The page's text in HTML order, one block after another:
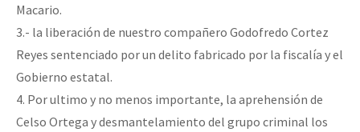
Macario.
3.- la liberación de nuestro compañero Godofredo Cortez
Reyes sentenciado por un delito fabricado por la fiscalía y el
Gobierno estatal.
4. Por ultimo y no menos importante, la aprehensión de
Celso Ortega y desmantelamiento del grupo criminal los